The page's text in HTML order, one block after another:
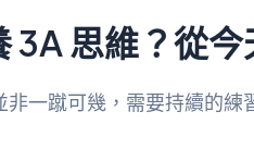
3A 思維？從
一蹴可幾，需要持續的練